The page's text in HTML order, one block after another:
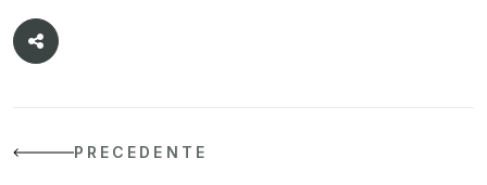
PRECEDENTE